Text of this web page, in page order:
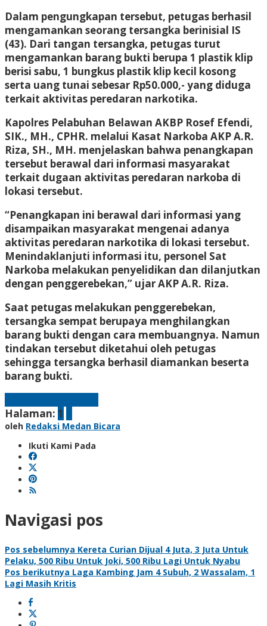
Dalam pengungkapan tersebut, petugas berhasil
mengamankan seorang tersangka berinisial IS
(43). Dari tangan tersangka, petugas turut
mengamankan barang bukti berupa 1 plastik klip
berisi sabu, 1 bungkus plastik klip kecil kosong
serta uang tunai sebesar Rp50.000,- yang diduga
terkait aktivitas peredaran narkotika.
Kapolres Pelabuhan Belawan AKBP Rosef Efendi,
SIK., MH., CPHR. melalui Kasat Narkoba AKP A.R.
Riza, SH., MH. menjelaskan bahwa penangkapan
tersebut berawal dari informasi masyarakat
terkait dugaan aktivitas peredaran narkoba di
lokasi tersebut.
“Penangkapan ini berawal dari informasi yang
disampaikan masyarakat mengenai adanya
aktivitas peredaran narkotika di lokasi tersebut.
Menindaklanjuti informasi itu, personel Sat
Narkoba melakukan penyelidikan dan dilanjutkan
dengan penggerebekan,” ujar AKP A.R. Riza.
Saat petugas melakukan penggerebekan,
tersangka sempat berupaya menghilangkan
barang bukti dengan cara membuangnya. Namun
tindakan tersebut diketahui oleh petugas
sehingga tersangka berhasil diamankan beserta
barang bukti.
Halaman: 1
oleh Redaksi Medan Bicara
Ikuti Kami Pada
Navigasi pos
Pos sebelumnya Kereta Curian Dijual 4 Juta, 3 Juta Untuk
Pelaku, 500 Ribu Untuk Joki, 500 Ribu Lagi Untuk Nyabu
Pos berikutnya Laga Kambing Jam 4 Subuh, 2 Wassalam, 1
Lagi Masih Kritis